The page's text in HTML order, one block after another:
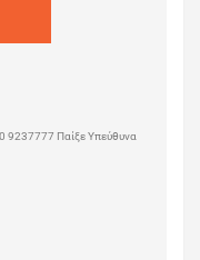
9237777 Παίξε Υπεύθυνα